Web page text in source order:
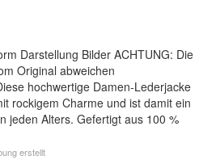
Darstellung Bilder ACHTUNG: Die
Original abweichen
hochwertige Damen-Lederjacke
rockigem Charme und ist damit ein
jeden Alters. Gefertigt aus 100 %
erstellt